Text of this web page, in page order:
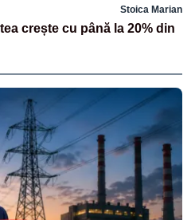
Stoica Marian
crește cu până la 20% din